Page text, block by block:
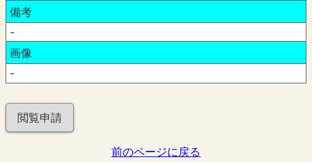
備考
-
画像
-
閲覧申請
前のページに戻る